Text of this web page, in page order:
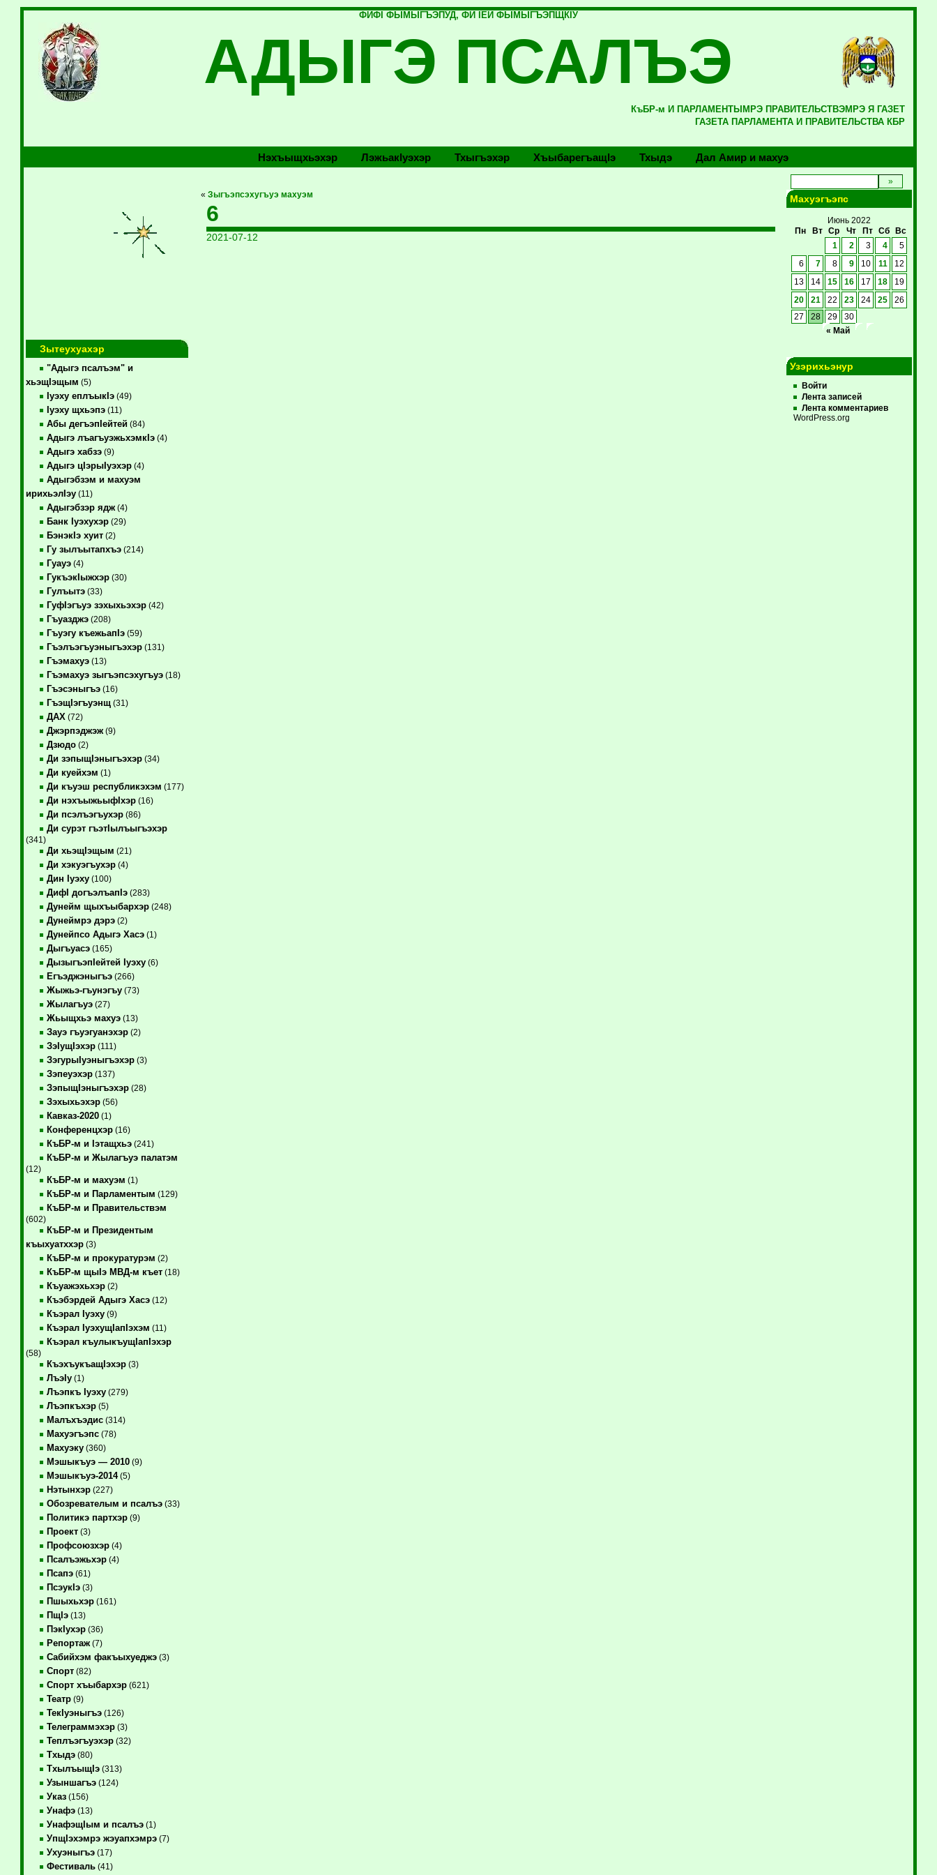
ФИФI ФЫМЫГЪЭПУД, ФИ IЕЙ ФЫМЫГЪЭПЩКIУ
АДЫГЭ ПСАЛЪЭ
КъБР-м И ПАРЛАМЕНТЫМРЭ ПРАВИТЕЛЬСТВЭМРЭ Я ГАЗЕТ
ГАЗЕТА ПАРЛАМЕНТА И ПРАВИТЕЛЬСТВА КБР
Нэхъыщхьэхэр Лэжьакlуэхэр Тхыгъэхэр Хъыбарегъащlэ Тхыдэ Дал Амир и махуэ
Зытеухуахэр
"Адыгэ псалъэм" и
хьэщIэщым (5)
Iуэху еплъыкIэ(49)
Iуэху щхьэпэ(11)
Абы дегъэпIейтей(84)
Адыгэ лъагъуэжьхэмкIэ(4)
Адыгэ хабзэ(9)
Адыгэ цIэрыIуэхэр(4)
Адыгэбзэм и махуэм
ирихьэлIэу(11)
Адыгэбзэр ядж(4)
Банк Iуэхухэр(29)
БэнэкIэ хуит(2)
Гу зылъытапхъэ(214)
Гуауэ(4)
ГукъэкIыжхэр(30)
Гулъытэ(33)
ГуфIэгъуэ зэхыхьэхэр(42)
Гъуазджэ(208)
Гъуэгу къежьапIэ(59)
Гъэлъэгъуэныгъэхэр(131)
Гъэмахуэ(13)
Гъэмахуэ зыгъэпсэхугъуэ(18)
Гъэсэныгъэ(16)
ГъэщIэгъуэнщ(31)
ДАХ (72)
Джэрпэджэж(9)
Дзюдо(2)
Ди зэпыщIэныгъэхэр(34)
Ди куейхэм (1)
Ди къуэш республикэхэм (177)
Ди нэхъыжьыфIхэр(16)
Ди псэлъэгъухэр(86)
Ди сурэт гъэтIылъыгъэхэр
(341)
Ди хьэщIэщым (21)
Ди хэкуэгъухэр(4)
Дин Iуэху(100)
ДифI догъэлъапIэ(283)
Дунейм щыхъыбархэр(248)
Дунеймрэ дэрэ(2)
Дунейпсо Адыгэ Хасэ(1)
Дыгъуасэ(165)
ДызыгъэпIейтей Iуэху(6)
Егъэджэныгъэ(266)
Жыжьэ-гъунэгъу(73)
Жылагъуэ(27)
Жьыщхьэ махуэ(13)
Зауэ гъуэгуанэхэр(2)
ЗэIущIэхэр(111)
ЗэгурыIуэныгъэхэр(3)
Зэпеуэхэр(137)
ЗэпыщIэныгъэхэр(28)
Зэхыхьэхэр(56)
Кавказ-2020(1)
Конференцхэр(16)
КъБР-м и Iэтащхьэ(241)
КъБР-м и Жылагъуэ палатэм
(12)
КъБР-м и махуэм (1)
КъБР-м и Парламентым (129)
КъБР-м и Правительствэм
(602)
КъБР-м и Президентым
къыхуатххэр(3)
КъБР-м и прокуратурэм (2)
КъБР-м щыIэ МВД-м къет(18)
Къуажэхьхэр(2)
Къэбэрдей Адыгэ Хасэ(12)
Къэрал Iуэху(9)
Къэрал IуэхущIапIэхэм (11)
Къэрал къулыкъущIапIэхэр
(58)
КъэхъукъащIэхэр(3)
ЛъэIу(1)
Лъэпкъ Iуэху(279)
Лъэпкъхэр(5)
Малъхъэдис(314)
Махуэгъэпс(78)
Махуэку(360)
Мэшыкъуэ — 2010(9)
Мэшыкъуэ-2014(5)
Нэтынхэр(227)
Обозревателым и псалъэ(33)
Политикэ партхэр(9)
Проект(3)
Профсоюзхэр(4)
Псалъэжьхэр(4)
Псапэ(61)
ПсэукIэ(3)
Пшыхьхэр(161)
ПщIэ(13)
ПэкIухэр(36)
Репортаж(7)
Сабийхэм факъыхуеджэ(3)
Спорт(82)
Спорт хъыбархэр(621)
Театр(9)
ТекIуэныгъэ(126)
Телеграммэхэр(3)
Теплъэгъуэхэр(32)
Тхыдэ(80)
ТхылъыщIэ(313)
Узыншагъэ(124)
Указ(156)
Унафэ(13)
УнафэщIым и псалъэ(1)
УпщIэхэмрэ жэуапхэмрэ(7)
Ухуэныгъэ(17)
Фестиваль(41)
« Зыгъэпсэхугъуэ махуэм
6
2021-07-12
Махуэгъэпс
Июнь 2022
Пн
Вт Ср Чт Пт Сб
Вс
1
2 3 4 5
6 7 8 9 10 11 12
13 14 15 16 17 18 19
20 21 22 23 24 25
26
27
28 29
30
« Май
Узэрихьэнур
Войти
Лента записей
Лента комментариев
WordPress.org